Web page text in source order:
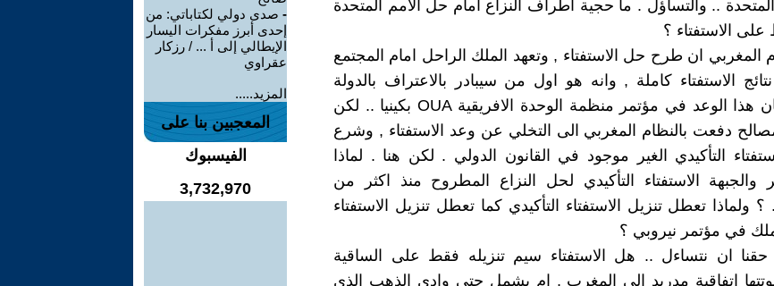
.. والتساؤل . ما حجية اطراف النزاع امام حل الأمم المتحدة
الاستفتاء ؟
المغربي ان طرح حل الاستفتاء , وتعهد الملك الراحل امام المجتمع
نتائج الاستفتاء كاملة , وانه هو اول من سيبادر بالاعتراف بالدولة
الصحراوية . كان هذا الوعد في مؤتمر منظمة الوحدة الافريقية OUA بكينيا .. لكن
دفعت بالنظام المغربي الى التخلي عن وعد الاستفتاء , وشرع
التأكيدي الغير موجود في القانون الدولي . لكن هنا . لماذا
الاستفتاء التأكيدي لحل النزاع المطروح منذ اكثر من
تعطل تنزيل الاستفتاء التأكيدي كما تعطل تنزيل الاستفتاء
في مؤتمر نيروبي ؟
ان نتساءل .. هل الاستفتاء سيم تنزيله فقط على الساقية
اتفاقية مدريد الى المغرب , ام يشمل حتى وادي الذهب الذي
- صدى دولي لكتاباتي: من
إحدى أبرز مفكرات اليسار
الإيطالي إلى أ ... / رزكار
عقراوي
المزيد.....
المعجبين بنا على
الفيسبوك
3,732,970